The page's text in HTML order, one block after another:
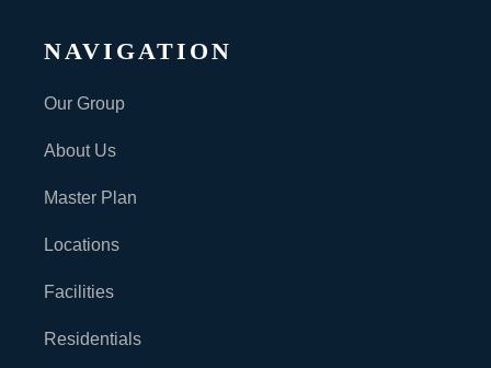
NAVIGATION
Our Group
About Us
Master Plan
Locations
Facilities
Residentials